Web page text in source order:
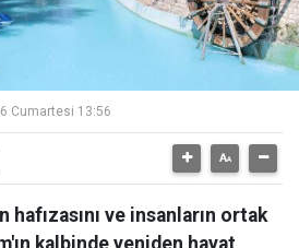
Cumartesi 13:56
hafızasını ve insanların ortak